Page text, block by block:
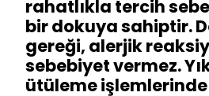
rahatlıkla tercih
bir dokuya sahiptir.
gereği, alerjik
sebebiyet vermez.
ütüleme işlemlerinde